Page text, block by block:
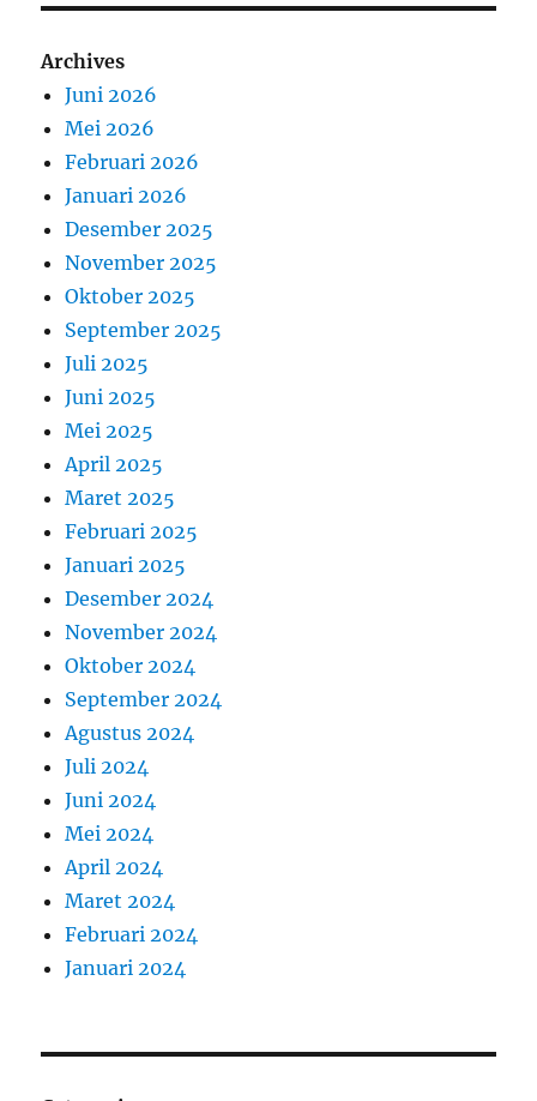
Archives
Juni 2026
Mei 2026
Februari 2026
Januari 2026
Desember 2025
November 2025
Oktober 2025
September 2025
Juli 2025
Juni 2025
Mei 2025
April 2025
Maret 2025
Februari 2025
Januari 2025
Desember 2024
November 2024
Oktober 2024
September 2024
Agustus 2024
Juli 2024
Juni 2024
Mei 2024
April 2024
Maret 2024
Februari 2024
Januari 2024